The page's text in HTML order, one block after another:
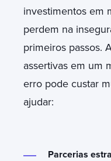
investimentos em
perdem na
primeiros passos.
assertivas em um
erro pode custar
ajudar:
Parcerias